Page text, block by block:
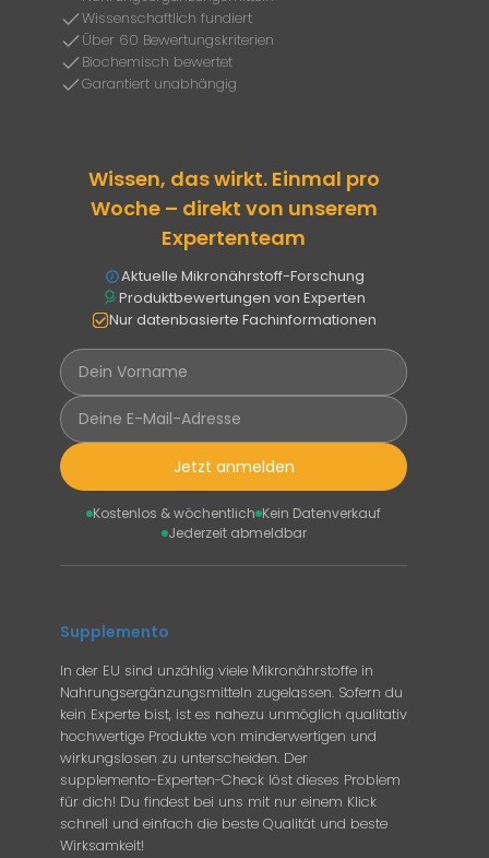
Wissenschaftlich fundiert
Über 60 Bewertungskriterien
Biochemisch bewertet
Garantiert unabhängig
Wissen, das wirkt. Einmal pro
Woche – direkt von unserem
Expertenteam
Aktuelle Mikronährstoff-Forschung
Produktbewertungen von Experten
Nur datenbasierte Fachinformationen
Jetzt anmelden
Kostenlos & wöchentlich Kein Datenverkauf
Jederzeit abmeldbar
Supplemento
In der EU sind unzählig viele Mikronährstoffe in
Nahrungsergänzungsmitteln zugelassen. Sofern du
kein Experte bist, ist es nahezu unmöglich qualitativ
hochwertige Produkte von minderwertigen und
wirkungslosen zu unterscheiden. Der
supplemento-Experten-Check löst dieses Problem
für dich! Du findest bei uns mit nur einem Klick
schnell und einfach die beste Qualität und beste
Wirksamkeit!